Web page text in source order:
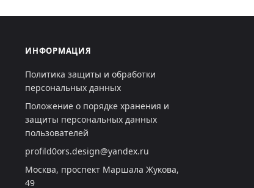
ИНФОРМАЦИЯ
Политика защиты и обработки
персональных данных
Положение о порядке хранения и
защиты персональных данных
пользователей
profild0ors.design@yandex.ru
Москва, проспект Маршала Жукова,
49